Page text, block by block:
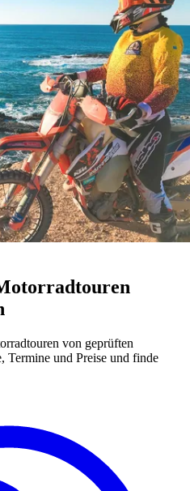
von geprüften
und Preise und finde